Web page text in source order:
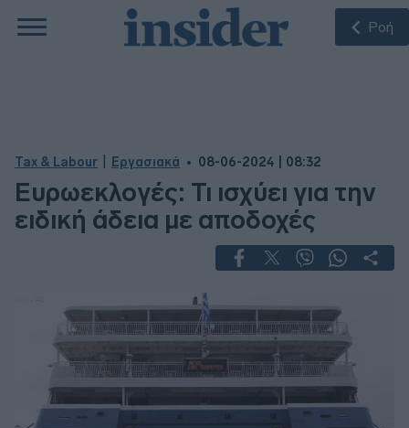
Ροή
Tax & Labour Εργασιακά 08-06-2024 | 08:32
Ευρωεκλογές: Τι ισχύει για την
ειδική άδεια με αποδοχές